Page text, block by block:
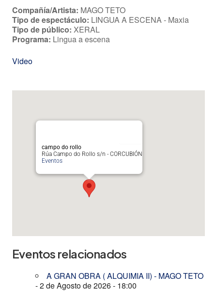
Compañía/Artista: MAGO TETO
Tipo de espectáculo: LINGUA A ESCENA - Maxia
Tipo de público: XERAL
Programa: Lingua a escena
Video
campo do rollo
Rúa Campo do Rollo s/n - CORCUBIÓN
Eventos
Eventos relacionados
A GRAN OBRA ( ALQUIMIA II) - MAGO TETO
- 2 de Agosto de 2026 - 18:00